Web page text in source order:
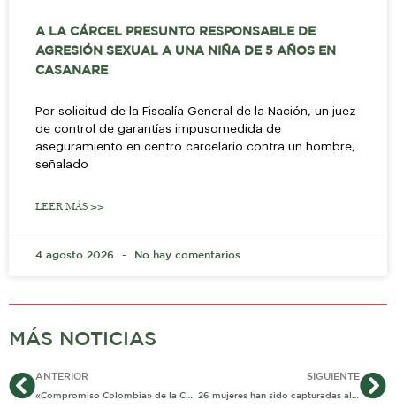
A LA CÁRCEL PRESUNTO RESPONSABLE DE
AGRESIÓN SEXUAL A UNA NIÑA DE 5 AÑOS EN
CASANARE
Por solicitud de la Fiscalía General de la Nación, un juez
de control de garantías impusomedida de
aseguramiento en centro carcelario contra un hombre,
señalado
LEER MÁS >>
4 agosto 2026 No hay comentarios
MÁS NOTICIAS
AntANTERIOR SIGUIENTE